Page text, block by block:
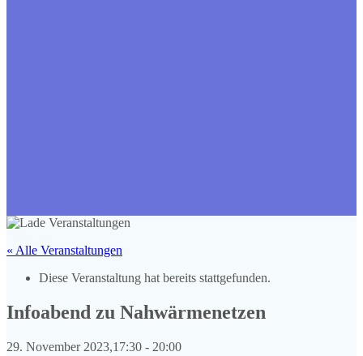
« Alle Veranstaltungen
Diese Veranstaltung hat bereits stattgefunden.
Infoabend zu Nahwärmenetzen
29. November 2023,17:30 - 20:00